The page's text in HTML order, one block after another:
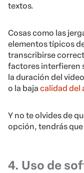
textos.
Cosas como las
elementos típicos
transcribirse
factores interfieren
la duración del
o la baja calidad del
Y no te olvides de
opción, tendrás
4. Uso de